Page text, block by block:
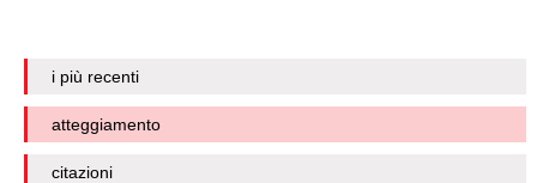
i più recenti
atteggiamento
citazioni